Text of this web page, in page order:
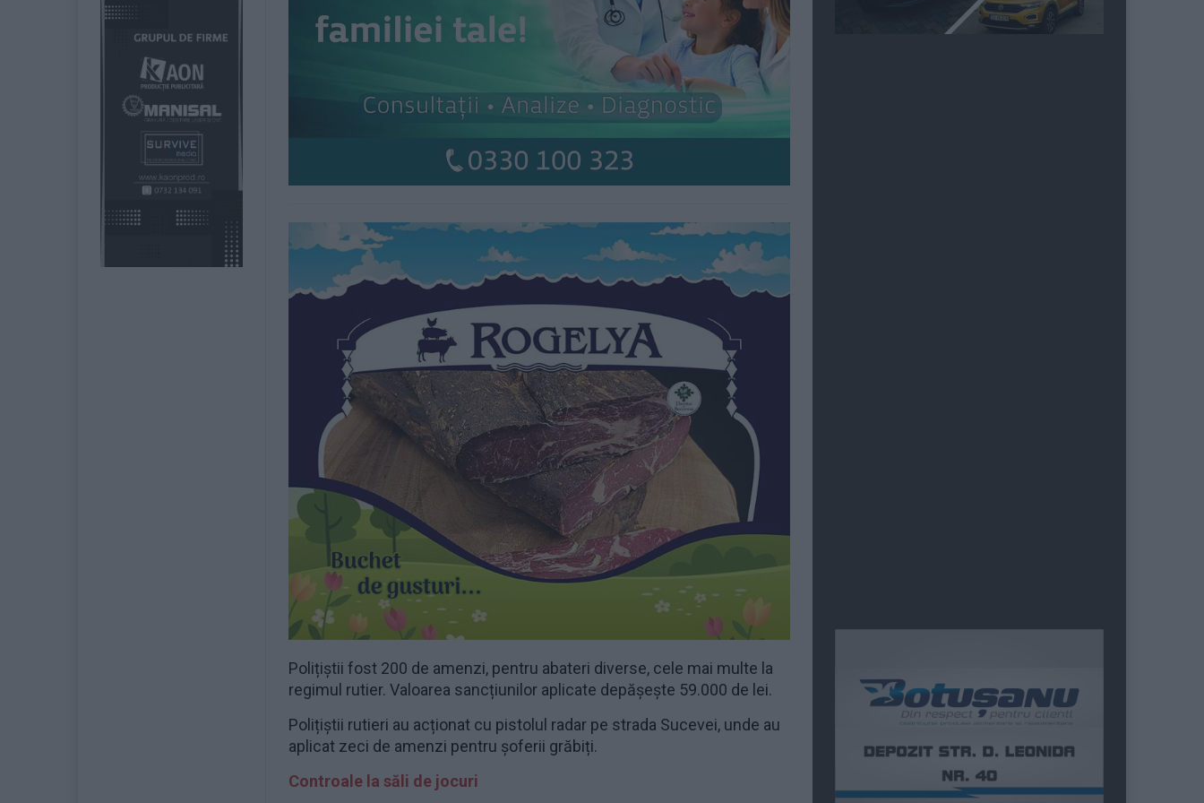
Polițiștii fost 200 de amenzi, pentru abateri diverse, cele mai multe la
regimul rutier. Valoarea sancțiunilor aplicate depășește 59.000 de lei.
Polițiștii rutieri au acționat cu pistolul radar pe strada Sucevei, unde au
aplicat zeci de amenzi pentru șoferii grăbiți.
Controale la săli de jocuri